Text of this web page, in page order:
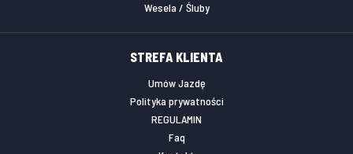
Wesela / Śluby
STREFA KLIENTA
Umów Jazdę
Polityka prywatności
REGULAMIN
Faq